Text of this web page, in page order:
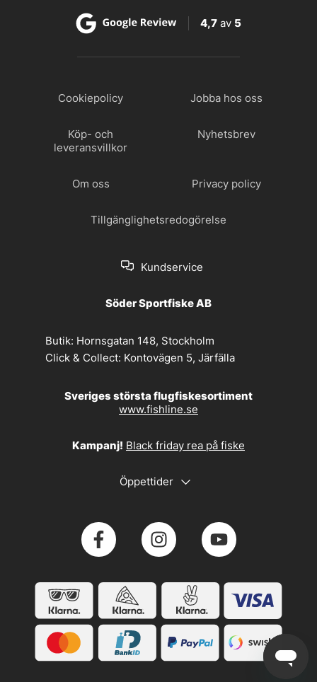
4,7 av 5
Cookiepolicy Jobba hos oss
Köp- och
leveransvillkor
Nyhetsbrev
Om oss Privacy policy
Tillgänglighetsredogörelse
Kundservice
Söder Sportfiske AB
Butik: Hornsgatan 148, Stockholm
Click & Collect: Kontovägen 5, Järfälla
Sveriges största flugfiskesortiment
www.fishline.se
Kampanj! Black friday rea på fiske
Öppettider